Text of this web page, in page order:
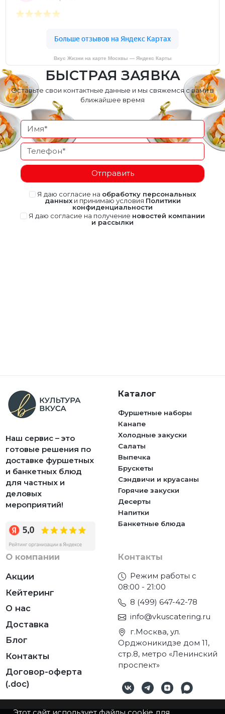
Вкус Жизни на карте Москвы — Яндекс Карты
БЫСТРАЯ ЗАЯВКА
Оставьте свои контактные данные и мы свяжемся с вами в
ближайшее время
Отправить
Я даю согласие на обработку персональных
данныхи принимаю условия Политики
конфиденциальности
Я даю согласие на получение новостей компании
и рассылки
Наш сервис – это
готовые решения по
доставке фуршетных
и банкетных блюд
для частных и
деловых
мероприятий!
Каталог
Фуршетные наборы
Канапе
Холодные закуски
Салаты
Выпечка
Брускеты
Сэндвичи и круасаны
Горячие закуски
Десерты
Напитки
Банкетные блюда
О компании
Акции
Кейтеринг
О нас
Доставка
Блог
Контакты
Договор-оферта
(.doc)
Контакты
Режим работы с
08:00 - 21:00
8 (499) 647-42-78
info@vkuscatering.ru
г.Москва, ул.
Орджоникидзе дом 11,
стр.8, метро «Ленинский
проспект»
Этот сайт использует файлы cookie для